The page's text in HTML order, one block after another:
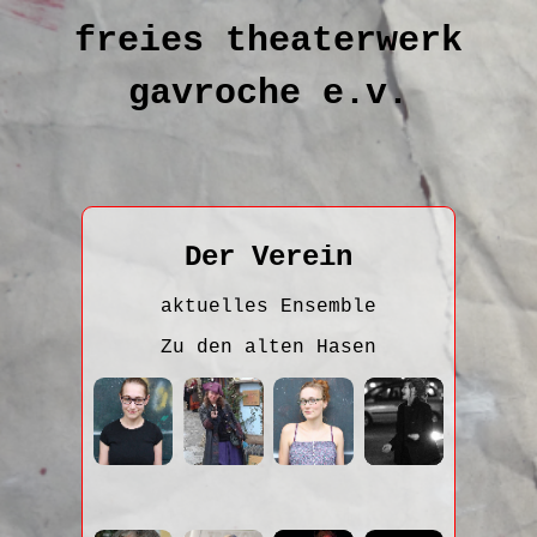
freies theaterwerk
gavroche e.v.
Der Verein
aktuelles Ensemble
Zu den alten Hasen
Name:
Aurora
Röske
Name:
Dörte
Zegenhagen
Name:
Eva
Hoffmann
Name:
Fanny
Schorr